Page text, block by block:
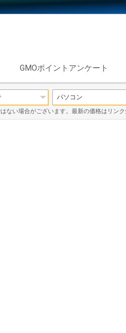
GMOポイントアンケート
ない場合がございます。最新の価格はリン